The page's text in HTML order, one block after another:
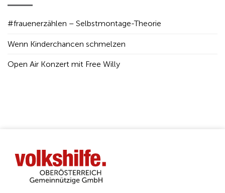
#frauenerzählen – Selbstmontage-Theorie
Wenn Kinderchancen schmelzen
Open Air Konzert mit Free Willy